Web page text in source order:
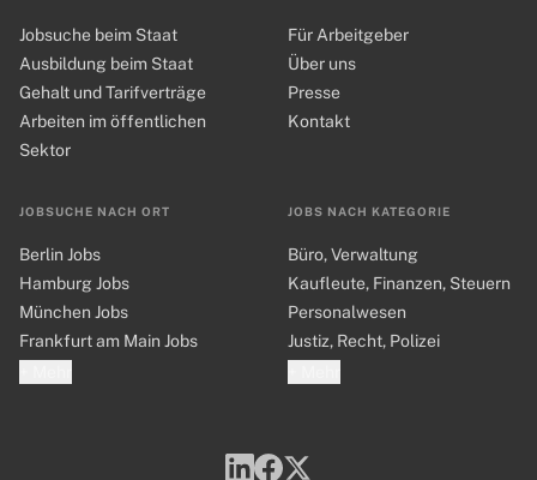
Jobsuche beim Staat
Ausbildung beim Staat
Gehalt und Tarifverträge
Arbeiten im öffentlichen
Sektor
JOBSUCHE NACH ORT
Berlin Jobs
Hamburg Jobs
München Jobs
Frankfurt am Main Jobs
JOBS NACH KATEGORIE
Büro, Verwaltung
Kaufleute, Finanzen, Steuern
Personalwesen
Justiz, Recht, Polizei
Für Arbeitgeber
Über uns
Presse
Kontakt